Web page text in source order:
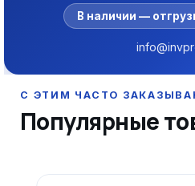
В наличии —
Популярные